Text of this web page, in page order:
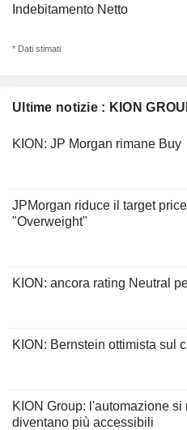
Ultime notizie : KION
KION: JP Morgan rimane Buy
JPMorgan riduce il target
"Overweight"
KION: ancora rating Neutral
KION: Bernstein ottimista sul
KION Group: l'automazione si
diventano più accessibili
Indebitamento Netto
* Dati stimati